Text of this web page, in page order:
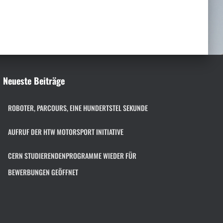
:
Neueste Beiträge
ROBOTER, PARCOURS, EINE HUNDERTSTEL SEKUNDE
AUFRUF DER HTW MOTORSPORT INITIATIVE
CERN STUDIERENDENPROGRAMME WIEDER FÜR
BEWERBUNGEN GEÖFFNET